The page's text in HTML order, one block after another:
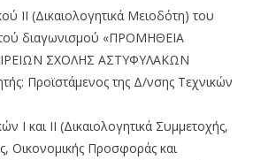
ΙΙ (Δικαιολογητικά Μειοδότη) του
διαγωνισμού «ΠΡΟΜΗΘΕΙΑ
ΣΧΟΛΗΣ ΑΣΤΥΦΥΛΑΚΩΝ
Προϊστάμενος της Δ/νσης Τεχνικών
Ι και ΙΙ (Δικαιολογητικά Συμμετοχής,
Οικονομικής Προσφοράς και